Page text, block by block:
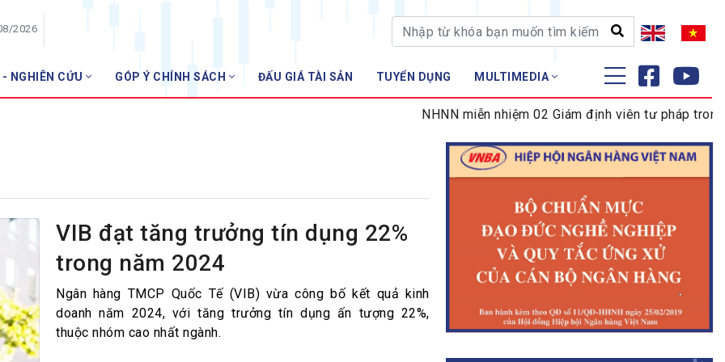
2026
NGHIÊN CỨU GÓP Ý CHÍNH SÁCH ĐẤU GIÁ TÀI SẢN TUYỂN DỤNG MULTIMEDIA
hàng
ĐÀO TẠO - NGHIÊN CỨU
Tập huấn
NHNN miễn nhiệm 02 Giám định viên tư pháp trong
VIB đạt tăng trưởng tín dụng 22%
trong năm 2024
Ngân hàng TMCP Quốc Tế (VIB) vừa công bố kết quả kinh
doanh năm 2024, với tăng trưởng tín dụng ấn tượng 22%,
thuộc nhóm cao nhất ngành.